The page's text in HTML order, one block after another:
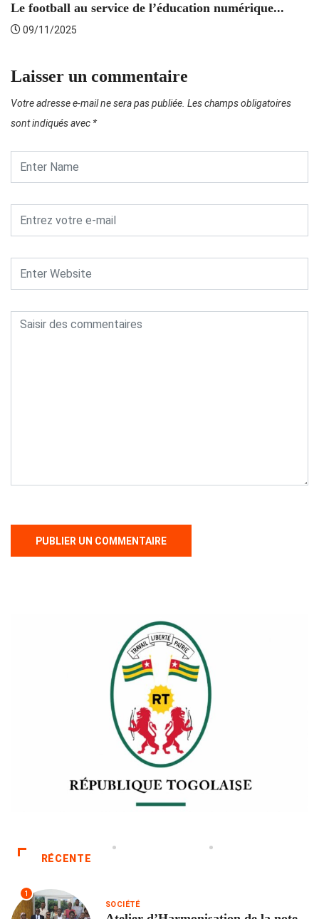
Le football au service de l’éducation numérique...
09/11/2025
Laisser un commentaire
Votre adresse e-mail ne sera pas publiée. Les champs obligatoires
sont indiqués avec *
RÉCENTE
1
SOCIÉTÉ